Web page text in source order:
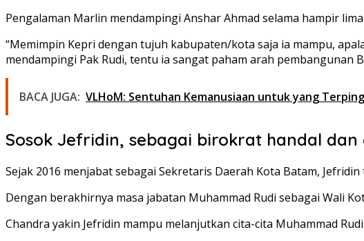
Pengalaman Marlin mendampingi Anshar Ahmad selama hampir
“Memimpin Kepri dengan tujuh kabupaten/kota saja ia mampu,
mendampingi Pak Rudi, tentu ia sangat paham arah pembangunan
BACA JUGA: VLHoM: Sentuhan Kemanusiaan untuk yang
Sosok Jefridin, sebagai birokrat handal
Sejak 2016 menjabat sebagai Sekretaris Daerah Kota Batam,
Dengan berakhirnya masa jabatan Muhammad Rudi sebagai Wali
Chandra yakin Jefridin mampu melanjutkan cita-cita Muhammad